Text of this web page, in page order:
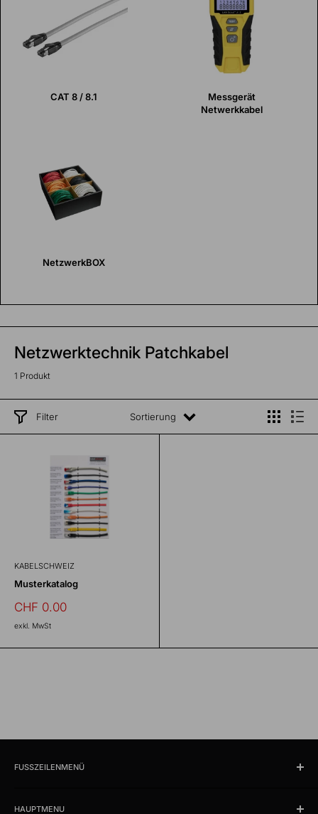
CAT 8 / 8.1
Messgerät
Netwerkkabel
NetzwerkBOX
Netzwerktechnik Patchkabel
1 Produkt
Filter Sortierung
KABELSCHWEIZ
Musterkatalog
Sonderpreis
CHF 0.00
exkl. MwSt
FUSSZEILENMENÜ
HAUPTMENU